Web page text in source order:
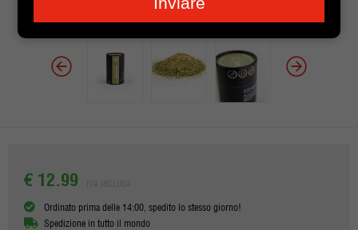
€ 12.99
Ordinato prima delle 14:00, spedito lo stesso giorno!
Spedizione in tutto il mondo
in